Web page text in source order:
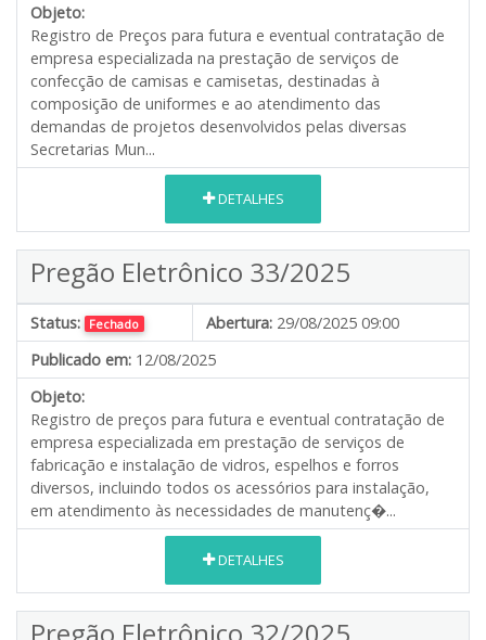
Objeto:
Registro de Preços para futura e eventual contratação de
empresa especializada na prestação de serviços de
confecção de camisas e camisetas, destinadas à
composição de uniformes e ao atendimento das
demandas de projetos desenvolvidos pelas diversas
Secretarias Mun...
DETALHES
Pregão Eletrônico 33/2025
Status: Fechado Abertura: 29/08/2025 09:00
Publicado em: 12/08/2025
Objeto:
Registro de preços para futura e eventual contratação de
empresa especializada em prestação de serviços de
fabricação e instalação de vidros, espelhos e forros
diversos, incluindo todos os acessórios para instalação,
em atendimento às necessidades de manutenç�...
DETALHES
Pregão Eletrônico 32/2025